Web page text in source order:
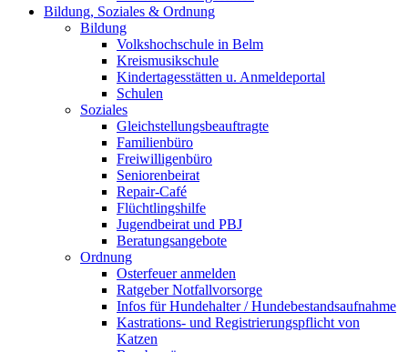
Bildung, Soziales & Ordnung
Bildung
Volkshochschule in Belm
Kreismusikschule
Kindertagesstätten u. Anmeldeportal
Schulen
Soziales
Gleichstellungsbeauftragte
Familienbüro
Freiwilligenbüro
Seniorenbeirat
Repair-Café
Flüchtlingshilfe
Jugendbeirat und PBJ
Beratungsangebote
Ordnung
Osterfeuer anmelden
Ratgeber Notfallvorsorge
Infos für Hundehalter / Hundebestandsaufnahme
Kastrations- und Registrierungspflicht von
Katzen